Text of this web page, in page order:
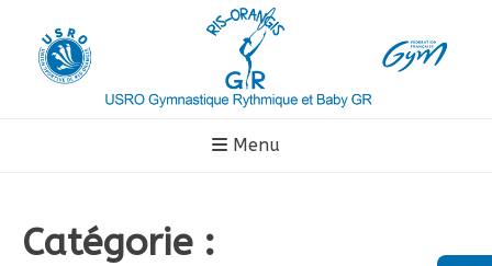
contenu
Menu
Catégorie :